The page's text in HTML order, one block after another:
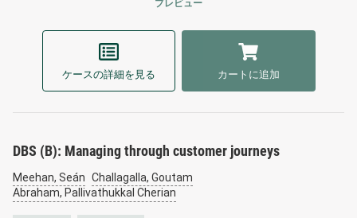
プレビュー
ケースの詳細を見る カートに追加
DBS (B): Managing through customer journeys
Meehan, Seán Challagalla, Goutam
Abraham, Pallivathukkal Cherian